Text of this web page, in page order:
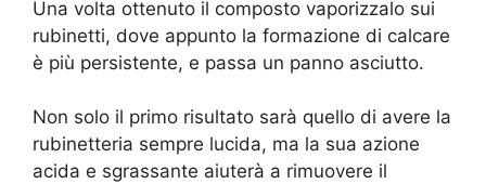
Una volta ottenuto il composto vaporizzalo sui
rubinetti, dove appunto la formazione di calcare
è più persistente, e passa un panno asciutto.
Non solo il primo risultato sarà quello di avere la
rubinetteria sempre lucida, ma la sua azione
acida e sgrassante aiuterà a rimuovere il